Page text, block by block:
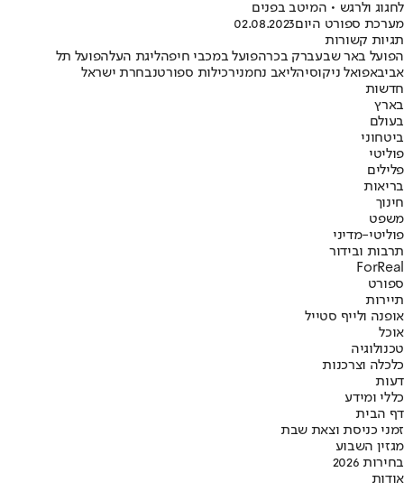
לחגוג ולרגש • המיטב בפנים
מערכת ספורט היום02.08.2023
תגיות קשורות
הפועל באר שבעברק בכרהפועל במכבי חיפהליגת העלהפועל תל
אביבאפואל ניקוסיהליאב נחמנירכילות ספורטנבחרת ישראל
חדשות
בארץ
בעולם
ביטחוני
פוליטי
פלילים
בריאות
חינוך
משפט
פוליטי-מדיני
תרבות ובידור
ForReal
ספורט
תיירות
אופנה ולייף סטייל
אוכל
טכנולוגיה
כלכלה וצרכנות
דעות
כללי ומידע
דף הבית
זמני כניסת וצאת שבת
מגזין השבוע
בחירות 2026
אודות